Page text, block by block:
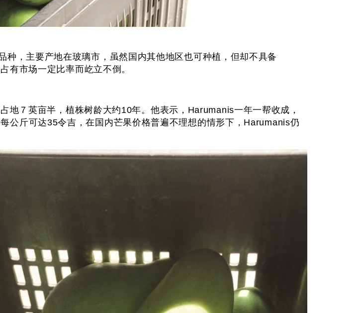
，主要产地在玻璃市，虽然国内其他地区也可种植，但却不具备
有市场一定比率而屹立不倒。
７英亩半，植株树龄大约10年。他表示，Harumanis一年一帮收成，
公斤可达35令吉，在国内芒果价格普遍不理想的情形下，Harumanis仍